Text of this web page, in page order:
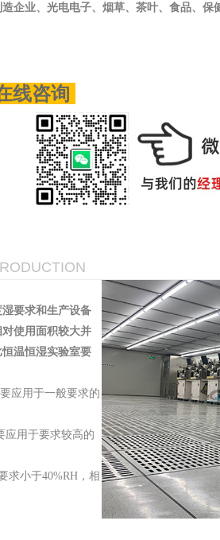
企业、光电电子、烟草、茶叶、食品、
线咨询
要求和生产设备
使用面积较大并
温恒湿实验室要
应用于一般要求的
应用于要求较高的
求小于40%RH，相